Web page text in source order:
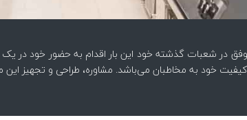
در شعبات گذشته خود این بار اقدام به حضور خود در
خود به مخاطبان می‌باشد. مشاوره، طراحی و تجهیز این